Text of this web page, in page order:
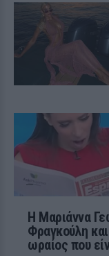
Η Μαριάννα
Φραγκούλη
ωραίος που